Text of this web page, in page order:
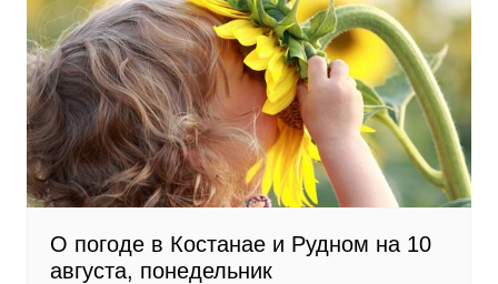
i
k
i
О погоде в Костанае и Рудном на 10
августа, понедельник